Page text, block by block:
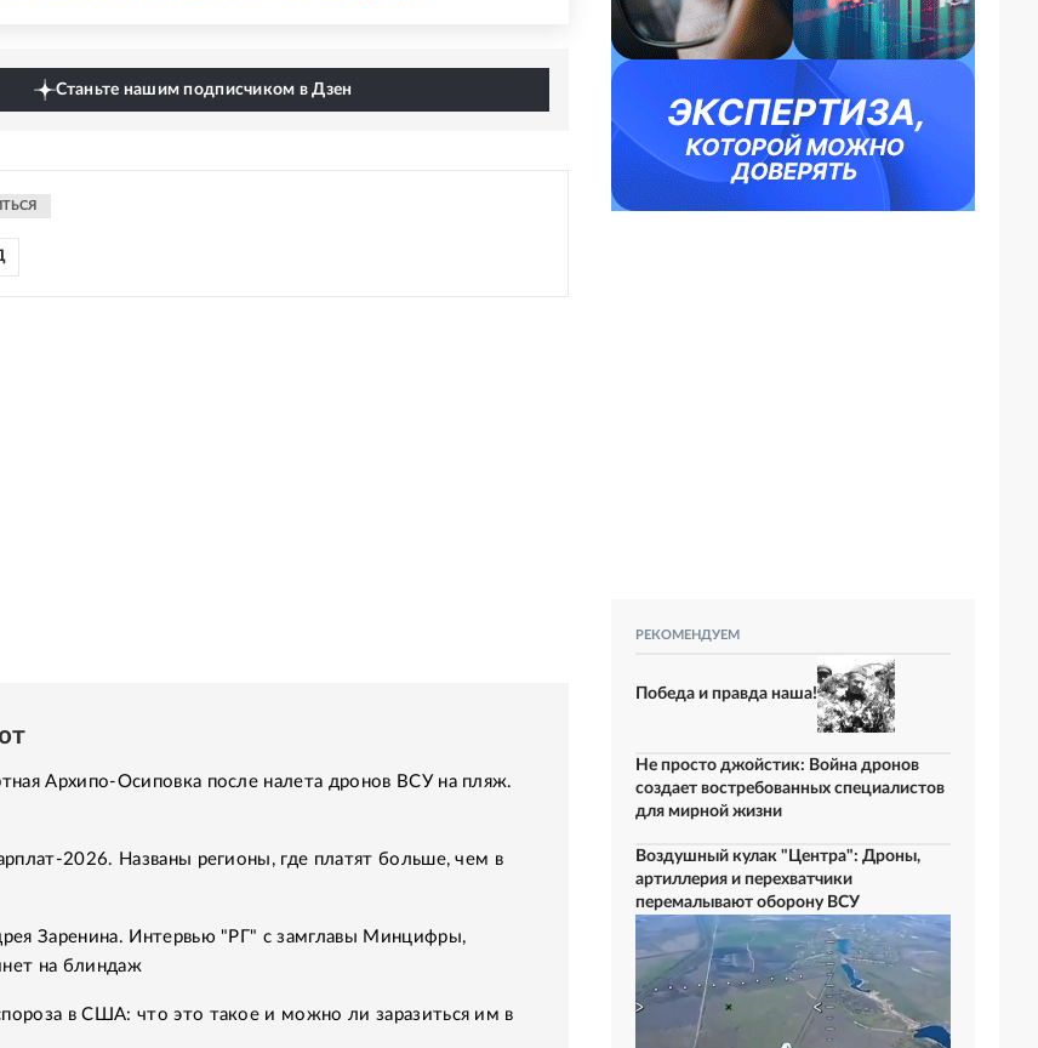
Станьте нашим подписчиком в Дзен
Архипо-Осиповка после налета дронов ВСУ на пляж.
2026. Названы регионы, где платят больше, чем в
Заренина. Интервью "РГ" с замглавы Минцифры,
на блиндаж
в США: что это такое и можно ли заразиться им в
РЕКОМЕНДУЕМ
Победа и правда наша!
Не просто джойстик: Война дронов
создает востребованных специалистов
для мирной жизни
Воздушный кулак "Центра": Дроны,
артиллерия и перехватчики
перемалывают оборону ВСУ